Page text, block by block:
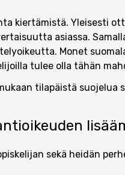
kiertämistä. Yleisesti
asiassa.
Monet
tulee olla tähän
tilapäistä suojelua
sekä heidän